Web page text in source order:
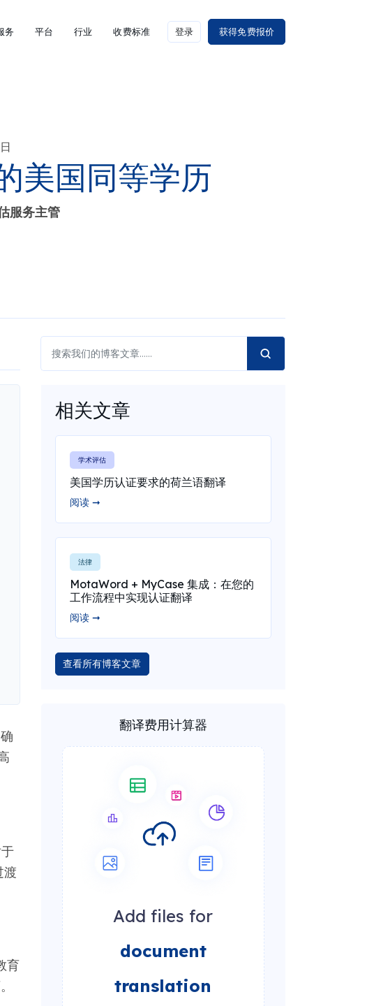
务 平台 行业 收费标准 登录 获得免费报价
美国同等学历
服务主管
渡
育
相关文章
学术评估
美国学历认证要求的荷兰语翻译
阅读 ➞
法律
MotaWord + MyCase 集成：在您的
工作流程中实现认证翻译
阅读 ➞
查看所有博客文章
翻译费用计算器
Add files for
document
translation